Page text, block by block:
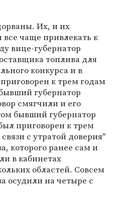
Их, и их
чаще привлекать к
вице-губернатор
топлива для
конкурса и в
к трем годам
губернатор
смягчили и его
бывший губернатор
приговорен к трем
с утратой доверия"
которого ранее сам и
в кабинетах
областей. Совсем
осудили на четыре с